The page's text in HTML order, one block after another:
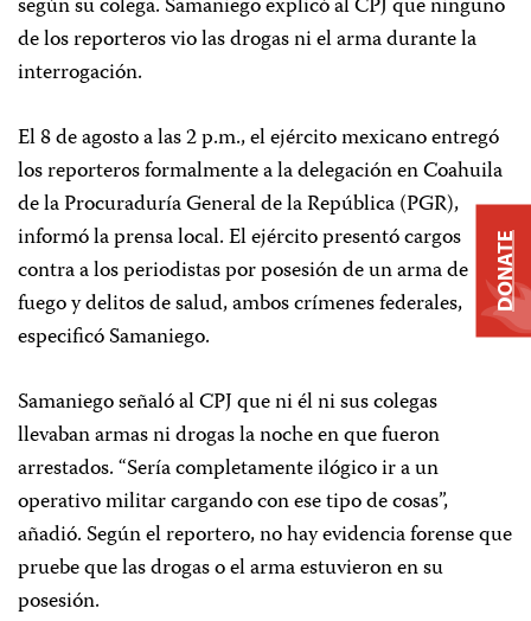
según su colega. Samaniego explicó al CPJ que ninguno
de los reporteros vio las drogas ni el arma durante la
interrogación.
El 8 de agosto a las 2 p.m., el ejército mexicano entregó
los reporteros formalmente a la delegación en Coahuila
de la Procuraduría General de la República (PGR),
informó la prensa local. El ejército presentó cargos
contra a los periodistas por posesión de un arma de
fuego y delitos de salud, ambos crímenes federales,
especificó Samaniego.
Samaniego señaló al CPJ que ni él ni sus colegas
llevaban armas ni drogas la noche en que fueron
arrestados. “Sería completamente ilógico ir a un
operativo militar cargando con ese tipo de cosas”,
añadió. Según el reportero, no hay evidencia forense que
pruebe que las drogas o el arma estuvieron en su
posesión.
DONATE